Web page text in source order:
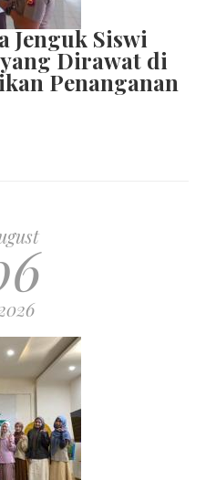
Jenguk Siswi
Dirawat di
Penanganan